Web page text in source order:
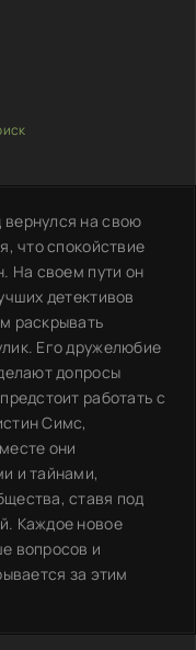
на свою
что спокойствие
На своем пути он
детективов
раскрывать
Его дружелюбие
допросы
работать с
Симс,
они
и тайнами,
ставя под
Каждое новое
вопросов и
за этим